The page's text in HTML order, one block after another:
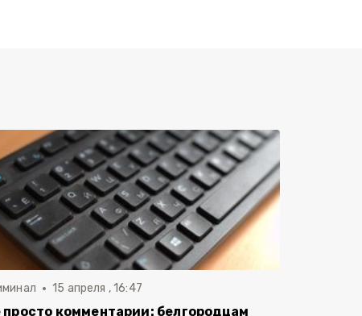
15 апреля , 16:47
просто комментарии: белгородцам